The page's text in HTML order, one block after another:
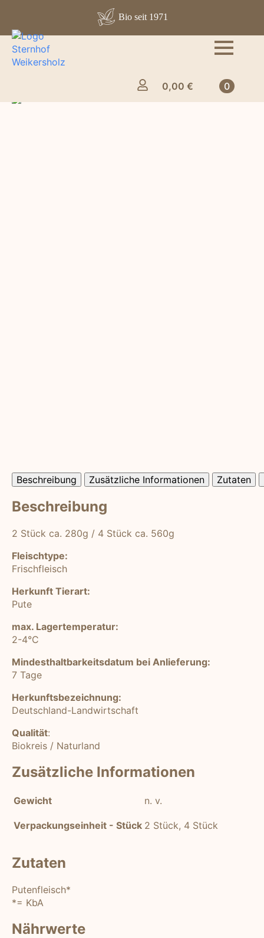
Bio seit 1971
0,00 € 0
Beschreibung Zusätzliche Informationen Zutaten
Beschreibung
2 Stück ca. 280g / 4 Stück ca. 560g
Fleischtype:
Frischfleisch
Herkunft Tierart:
Pute
max. Lagertemperatur:
2-4°C
Mindesthaltbarkeitsdatum bei Anlieferung:
7 Tage
Herkunftsbezeichnung:
Deutschland-Landwirtschaft
Qualität:
Biokreis / Naturland
Zusätzliche Informationen
Gewicht n. v.
Verpackungseinheit - Stück 2 Stück, 4 Stück
Zutaten
Putenfleisch*
*= KbA
Nährwerte